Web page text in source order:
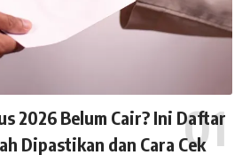
2026 Belum Cair? Ini Daftar
Dipastikan dan Cara Cek